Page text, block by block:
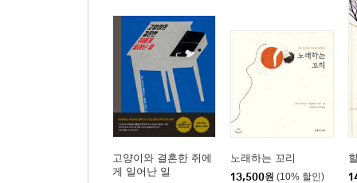
고양이와 결혼한 쥐에
게 일어난 일
노래하는 꼬리
13,500원 (10% 할인)